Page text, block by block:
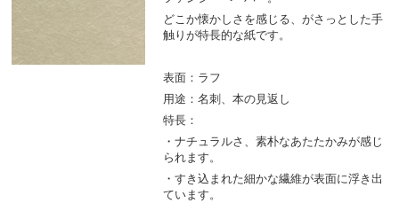
どこか懐かしさを感じる、がさっとした手
触りが特長的な紙です。
表面：ラフ
用途：名刺、本の見返し
特長：
・ナチュラルさ、素朴なあたたかみが感じ
られます。
・すき込まれた細かな繊維が表面に浮き出
ています。